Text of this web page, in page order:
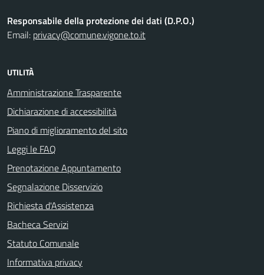
Responsabile della protezione dei dati (D.P.O.)
Email: privacy@comune.vigone.to.it
UTILITÀ
Amministrazione Trasparente
Dichiarazione di accessibilità
Piano di miglioramento del sito
Leggi le FAQ
Prenotazione Appuntamento
Segnalazione Disservizio
Richiesta d'Assistenza
Bacheca Servizi
Statuto Comunale
Informativa privacy